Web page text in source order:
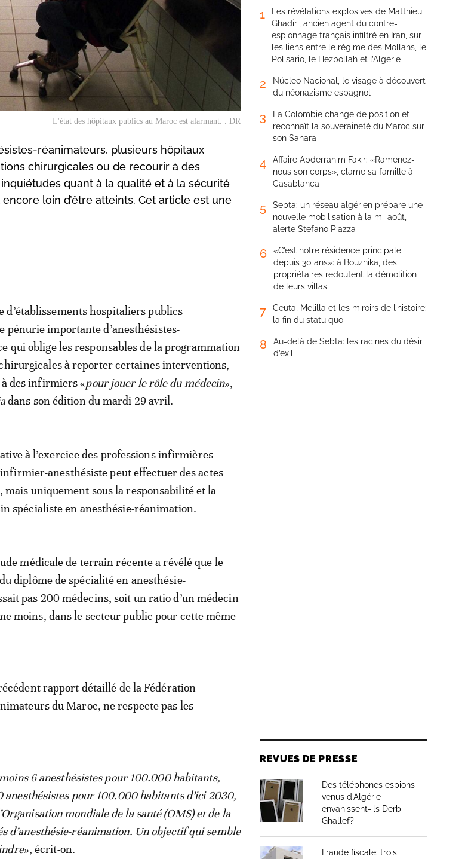
L'état des hôpitaux publics au Maroc est alarmant. . DR
réanimateurs, plusieurs hôpitaux
chirurgicales ou de recourir à des
quant à la qualité et à la sécurité
loin d’être atteints. Cet article est une
d’établissements hospitaliers publics
pénurie importante d’anesthésistes-
qui oblige les responsables de la programmation
à reporter certaines interventions,
des infirmiers «pour jouer le rôle du médecin»,
dans son édition du mardi 29 avril.
à l’exercice des professions infirmières
anesthésiste peut effectuer des actes
mais uniquement sous la responsabilité et la
spécialiste en anesthésie-réanimation.
médicale de terrain récente a révélé que le
diplôme de spécialité en anesthésie-
pas 200 médecins, soit un ratio d’un médecin
moins, dans le secteur public pour cette même
rapport détaillé de la Fédération
du Maroc, ne respecte pas les
6 anesthésistes pour 100.000 habitants,
anesthésistes pour 100.000 habitants d’ici 2030,
mondiale de la santé (OMS) et de la
d’anesthésie-réanimation. Un objectif qui semble
», écrit-on.
1
Les révélations explosives de Matthieu
Ghadiri, ancien agent du contre-
espionnage français infiltré en Iran, sur
les liens entre le régime des Mollahs, le
Polisario, le Hezbollah et l’Algérie
2
Núcleo Nacional, le visage à découvert
du néonazisme espagnol
3
La Colombie change de position et
reconnaît la souveraineté du Maroc sur
son Sahara
4
Affaire Abderrahim Fakir: «Ramenez-
nous son corps», clame sa famille à
Casablanca
5
Sebta: un réseau algérien prépare une
nouvelle mobilisation à la mi-août,
alerte Stefano Piazza
6
«C’est notre résidence principale
depuis 30 ans»: à Bouznika, des
propriétaires redoutent la démolition
de leurs villas
7
Ceuta, Melilla et les miroirs de l’histoire:
la fin du statu quo
8
Au-delà de Sebta: les racines du désir
d’exil
REVUES DE PRESSE
Des téléphones espions
venus d’Algérie
envahissent-ils Derb
Ghallef?
Fraude fiscale: trois